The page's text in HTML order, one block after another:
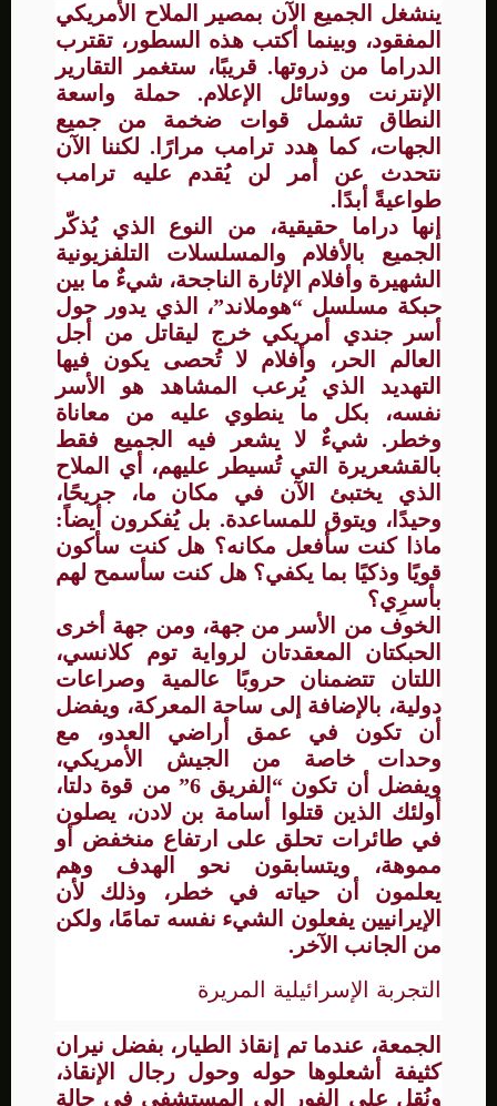
ينشغل الجميع الآن بمصير الملاح الأمريكي
المفقود، وبينما أكتب هذه السطور، تقترب
الدراما من ذروتها. قريبًا، ستغمر التقارير
الإنترنت ووسائل الإعلام. حملة واسعة
النطاق تشمل قوات ضخمة من جميع
الجهات، كما هدد ترامب مرارًا. لكننا الآن
نتحدث عن أمر لن يُقدم عليه ترامب
طواعيةً أبدًا.
إنها دراما حقيقية، من النوع الذي يُذكّر
الجميع بالأفلام والمسلسلات التلفزيونية
الشهيرة وأفلام الإثارة الناجحة، شيءٌ ما بين
حبكة مسلسل “هوملاند”، الذي يدور حول
أسر جندي أمريكي خرج ليقاتل من أجل
العالم الحر، وأفلام لا تُحصى يكون فيها
التهديد الذي يُرعب المشاهد هو الأسر
نفسه، بكل ما ينطوي عليه من معاناة
وخطر. شيءٌ لا يشعر فيه الجميع فقط
بالقشعريرة التي تُسيطر عليهم، أي الملاح
الذي يختبئ الآن في مكان ما، جريحًا،
وحيدًا، ويتوق للمساعدة. بل يُفكرون أيضاً:
ماذا كنت سأفعل مكانه؟ هل كنت سأكون
قويًا وذكيًا بما يكفي؟ هل كنت سأسمح لهم
بأسرِي؟
الخوف من الأسر من جهة، ومن جهة أخرى
الحبكتان المعقدتان لرواية توم كلانسي،
اللتان تتضمنان حروبًا عالمية وصراعات
دولية، بالإضافة إلى ساحة المعركة، ويفضل
أن تكون في عمق أراضي العدو، مع
وحدات خاصة من الجيش الأمريكي،
ويفضل أن تكون “الفريق 6” من قوة دلتا،
أولئك الذين قتلوا أسامة بن لادن، يصلون
في طائرات تحلق على ارتفاع منخفض أو
مموهة، ويتسابقون نحو الهدف وهم
يعلمون أن حياته في خطر، وذلك لأن
الإيرانيين يفعلون الشيء نفسه تمامًا، ولكن
من الجانب الآخر.
التجربة الإسرائيلية المريرة
الجمعة، عندما تم إنقاذ الطيار، بفضل نيران
كثيفة أشعلوها حوله وحول رجال الإنقاذ،
ونُقل على الفور إلى المستشفى في حالة